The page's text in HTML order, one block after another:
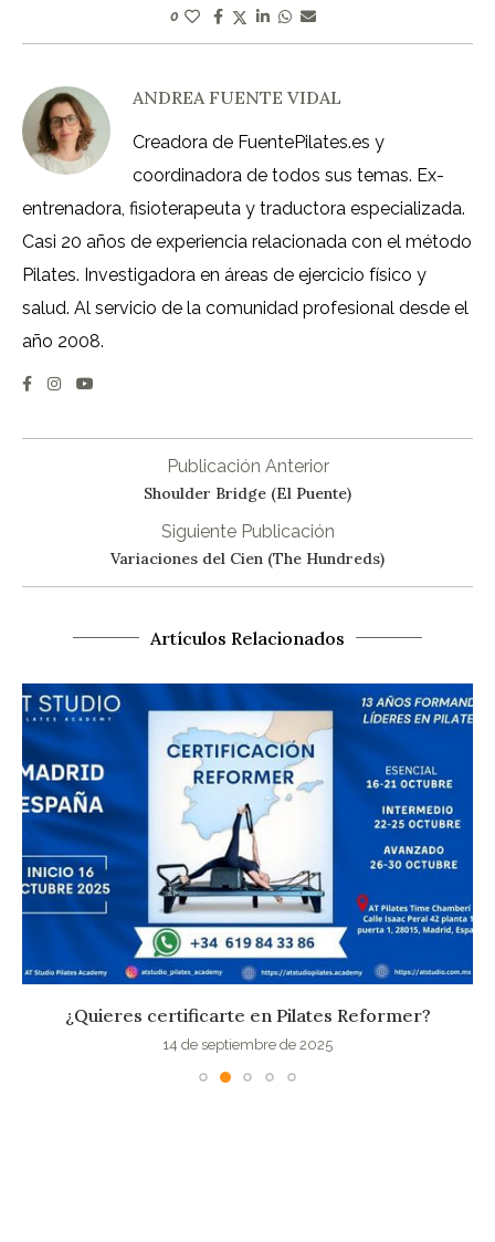
0
ANDREA FUENTE VIDAL
Creadora de FuentePilates.es y
coordinadora de todos sus temas. Ex-
entrenadora, fisioterapeuta y traductora especializada.
Casi 20 años de experiencia relacionada con el método
Pilates. Investigadora en áreas de ejercicio físico y
salud. Al servicio de la comunidad profesional desde el
año 2008.
Publicación Anterior
Shoulder Bridge (El Puente)
Siguiente Publicación
Variaciones del Cien (The Hundreds)
Artículos Relacionados
¿Quieres certificarte en Pilates Reformer?
14 de septiembre de 2025